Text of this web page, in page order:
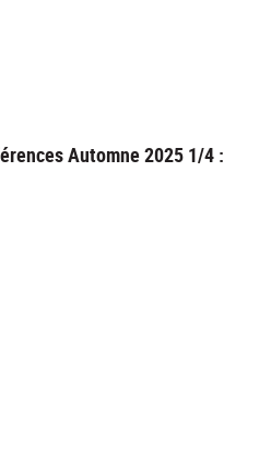
Automne 2025 1/4 :